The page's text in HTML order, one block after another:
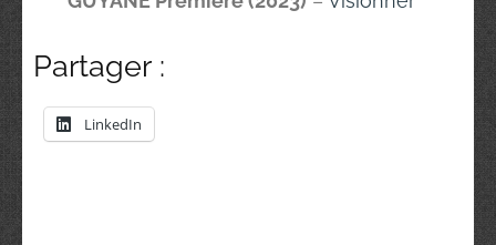
Partager :
LinkedIn